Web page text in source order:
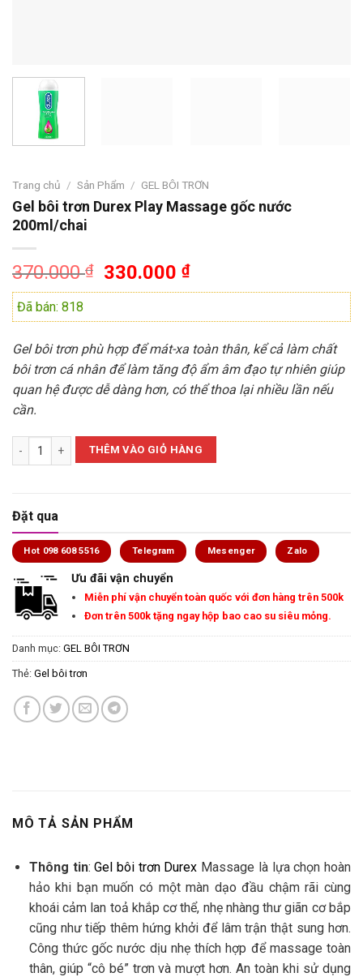
Trang chủ / Sản Phẩm / GEL BÔI TRƠN
Gel bôi trơn Durex Play Massage gốc nước
200ml/chai
370.000₫
Giá
gốc
370.000 ₫.
330.000₫Giá
hiện
là:
330.000 ₫.
Đã bán: 818
Gel bôi trơn phù hợp để mát-xa toàn thân, kể cả làm chất
bôi trơn cá nhân để làm tăng độ ẩm âm đạo tự nhiên giúp
quan hệ được dễ dàng hơn, có thể thoa lại nhiều lần nếu
cần.
Gel bôi trơn Durex Play Massage gốc nước 200ml/chai số lượng
THÊM VÀO GIỎ HÀNG
Đặt qua
Hot 098 608 5516 Telegram Mesenger Zalo
Ưu đãi vận chuyển
Miễn phí vận chuyển toàn quốc với đơn hàng trên 500k
Đơn trên 500k tặng ngay hộp bao cao su siêu mỏng.
Danh mục: GEL BÔI TRƠN
Thẻ: Gel bôi trơn
MÔ TẢ SẢN PHẨM
Thông tin:Gel bôi trơn Durex Massage là lựa chọn hoàn
hảo khi bạn muốn có một màn dạo đầu chậm rãi cùng
khoái cảm lan toả khắp cơ thể, nhẹ nhàng thư giãn cơ bắp
cũng như tiếp thêm hứng khởi để lâm trận thật sung hơn.
Công thức gốc nước dịu nhẹ thích hợp để massage toàn
thân, giúp “cô bé” trơn và mượt hơn. An toàn khi sử dụng